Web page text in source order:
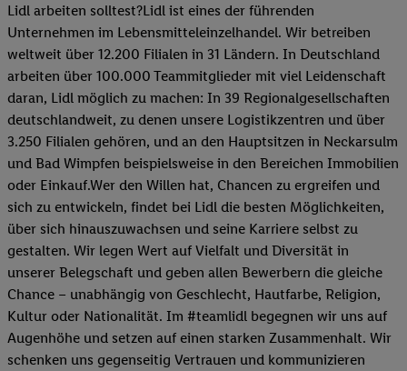
Lidl arbeiten solltest?Lidl ist eines der führenden
Unternehmen im Lebensmitteleinzelhandel. Wir betreiben
weltweit über 12.200 Filialen in 31 Ländern. In Deutschland
arbeiten über 100.000 Teammitglieder mit viel Leidenschaft
daran, Lidl möglich zu machen: In 39 Regionalgesellschaften
deutschlandweit, zu denen unsere Logistikzentren und über
3.250 Filialen gehören, und an den Hauptsitzen in Neckarsulm
und Bad Wimpfen beispielsweise in den Bereichen Immobilien
oder Einkauf.Wer den Willen hat, Chancen zu ergreifen und
sich zu entwickeln, findet bei Lidl die besten Möglichkeiten,
über sich hinauszuwachsen und seine Karriere selbst zu
gestalten. Wir legen Wert auf Vielfalt und Diversität in
unserer Belegschaft und geben allen Bewerbern die gleiche
Chance – unabhängig von Geschlecht, Hautfarbe, Religion,
Kultur oder Nationalität. Im #teamlidl begegnen wir uns auf
Augenhöhe und setzen auf einen starken Zusammenhalt. Wir
schenken uns gegenseitig Vertrauen und kommunizieren